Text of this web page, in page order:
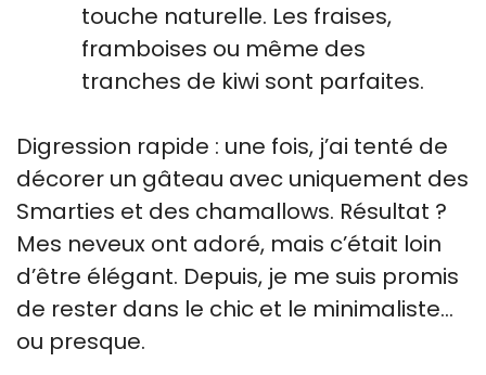
touche naturelle. Les fraises,
framboises ou même des
tranches de kiwi sont parfaites.
Digression rapide : une fois, j’ai tenté de
décorer un gâteau avec uniquement des
Smarties et des chamallows. Résultat ?
Mes neveux ont adoré, mais c’était loin
d’être élégant. Depuis, je me suis promis
de rester dans le chic et le minimaliste…
ou presque.